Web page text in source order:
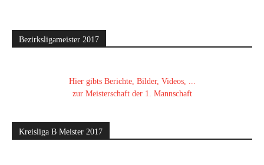
Bezirksligameister 2017
Hier gibts Berichte, Bilder, Videos, ...
zur Meisterschaft der 1. Mannschaft
Kreisliga B Meister 2017